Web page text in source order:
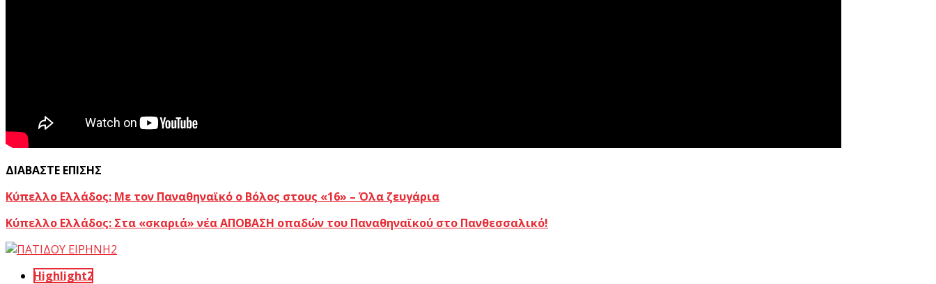
ΔΙΑΒΑΣΤΕ ΕΠΙΣΗΣ
Κύπελλο Ελλάδος: Με τον Παναθηναϊκό ο Βόλος στους «16» – Όλα ζευγάρια
Kύπελλο Ελλάδος: Στα «σκαριά» νέα ΑΠΟΒΑΣΗ οπαδών του Παναθηναϊκού στο Πανθεσσαλικό!
Highlight2